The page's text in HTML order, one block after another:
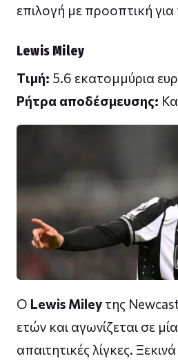
επιλογή με προοπτική
Lewis Miley
Tιμή: 5.6 εκατομμύρια
Ρήτρα αποδέσμευσης:
Ο Lewis Miley της
ετών και αγωνίζεται σε
απαιτητικές λίγκες.